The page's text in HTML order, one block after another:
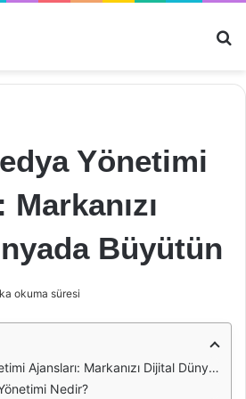
Yönetimi
Büyütün
okuma süresi
Markanızı Dijital Dünyada Büyütün
Nedir?